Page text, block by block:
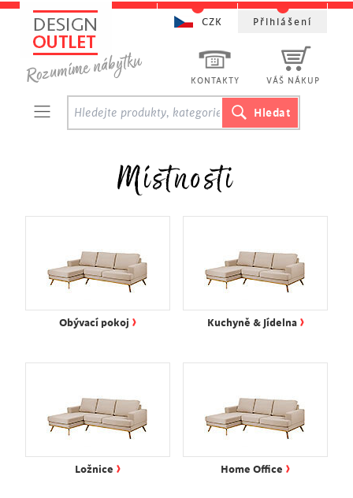
Místnosti
Obývací pokoj › Kuchyně & Jídelna ›
Ložnice › Home Office ›
KONTAKTY VÁŠ NÁKUP
CZK Přihlášení